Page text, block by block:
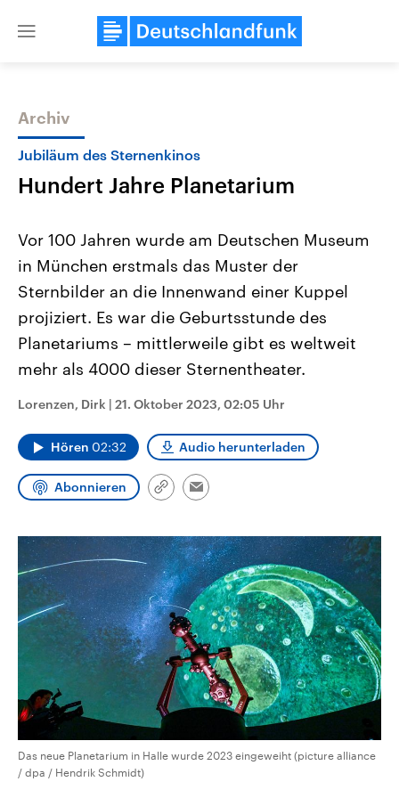
Close
Themen
Landtagswahl Sachsen-Anhalt
2026
Alle Informationen
Sachsen-Anhalt wählt am 6.
September 2026 einen neuen
Bundesland von einer Koalition aus
CDU, SPD und FDP regiert.-
Wahlprogramme, aktuelle Berichte
und Hintergründe zu den Parteien
Wahl.
USA
Aktuelle Beiträge,
Hintergründe
Wirtschaftlich und
gehören die Vereinigten
mit großem Einfluss auf
aktuelle Weltgeschehen.
Sendungen Programm Podcasts
Audio-Archiv
Archiv
Jubiläum des Sternenkinos
Hundert Jahre Planetarium
Vor 100 Jahren wurde am Deutschen Museum
in München erstmals das Muster der
Sternbilder an die Innenwand einer Kuppel
projiziert. Es war die Geburtsstunde des
Planetariums – mittlerweile gibt es weltweit
mehr als 4000 dieser Sternentheater.
Lorenzen, Dirk | 21. Oktober 2023, 02:05 Uhr
Hören 02:32 Audio herunterladen
Abonnieren
Link
Email
Das neue Planetarium in Halle wurde 2023 eingeweiht (picture alliance
/ dpa / Hendrik Schmidt)